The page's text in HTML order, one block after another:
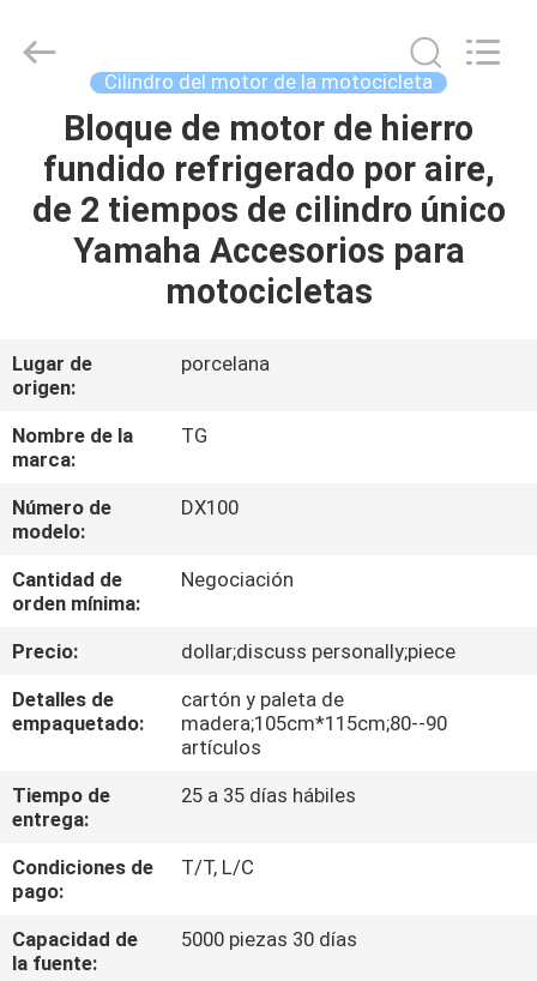
HOGAR
PRODUCTOS
VIAJE
DE
LA
FÁBRICA
CONTROL
DE
EN
CONTACTO
CON
NOTICIAS
Block.,Ltd.
Cilindro del motor de la motocicleta
Bloque de motor de hierro
fundido refrigerado por aire,
de 2 tiempos de cilindro único
Yamaha Accesorios para
motocicletas
Lugar de
origen:
porcelana
Nombre de la
marca:
TG
Número de
modelo:
DX100
Cantidad de
orden mínima:
Negociación
Precio:
dollar;discuss personally;piece
Detalles de
empaquetado:
cartón y paleta de
madera;105cm*115cm;80--90
artículos
Tiempo de
entrega:
25 a 35 días hábiles
Condiciones de
pago:
T/T, L/C
Capacidad de
la fuente:
5000 piezas 30 días